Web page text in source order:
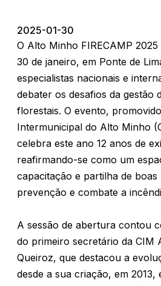
2025-01-30
O Alto Minho FIRECAMP
30 de janeiro, em Ponte de
especialistas nacionais e
debater os desafios da gestão
florestais. O evento,
Intermunicipal do Alto Minho
celebra este ano 12 anos de
reafirmando-se como um
capacitação e partilha de boas
prevenção e combate a
A sessão de abertura contou
do primeiro secretário da CIM
Queiroz, que destacou a
desde a sua criação, em 2013,